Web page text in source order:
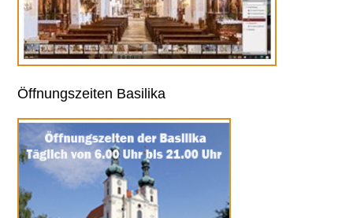
Öffnungszeiten Basilika